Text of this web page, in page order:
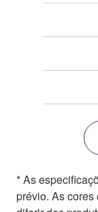
* As
prévio. As